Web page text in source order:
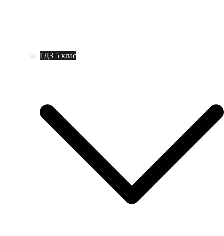
ГДЗ 5 клас